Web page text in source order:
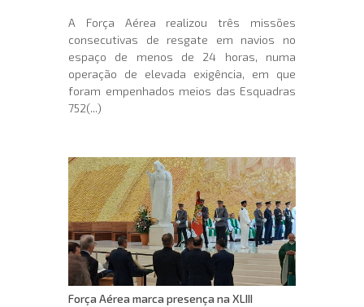
A Força Aérea realizou três missões
consecutivas de resgate em navios no
espaço de menos de 24 horas, numa
operação de elevada exigência, em que
foram empenhados meios das Esquadras
752(...)
Força Aérea marca presença na XLIII